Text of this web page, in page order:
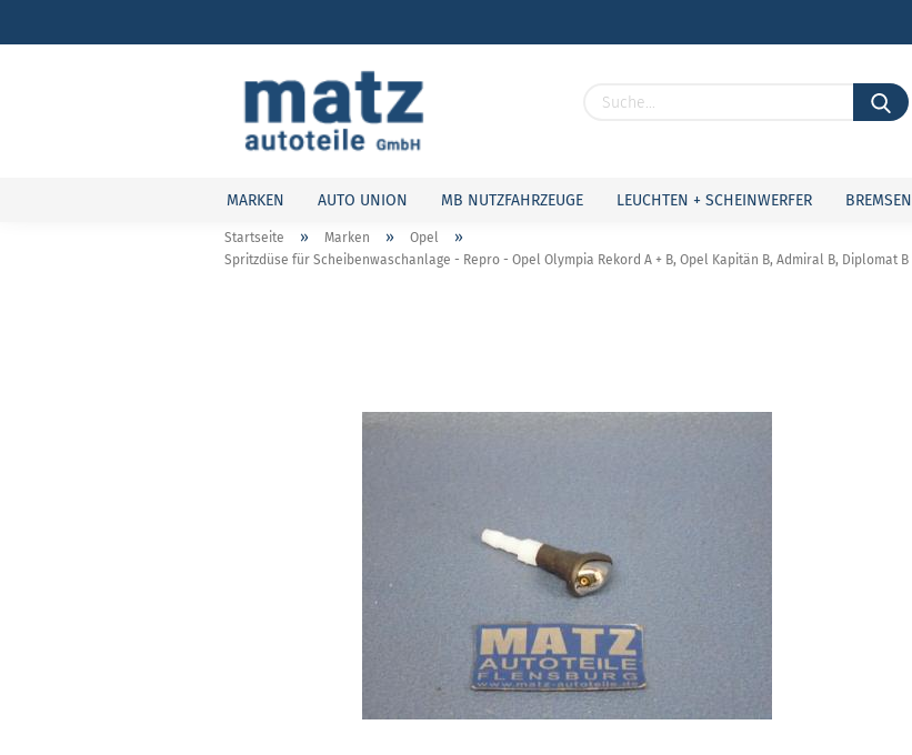
MARKEN AUTO UNION MB NUTZFAHRZEUGE LEUCHTEN + SCHEINWERFER BREMSEN
Startseite » Marken » Opel »
Spritzdüse für Scheibenwaschanlage - Repro - Opel Olympia Rekord A + B, Opel Kapitän B, Admiral B, Diplomat B